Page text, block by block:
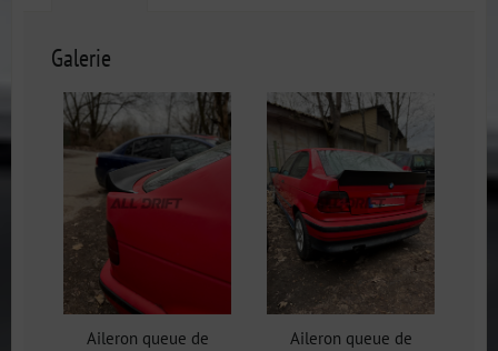
Galerie
Aileron queue de
Aileron queue de